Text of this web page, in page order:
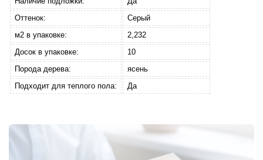
Оттенок:
Серый
м2 в упаковке:
2,232
Досок в упаковке:
10
Порода дерева:
ясень
Подходит для теплого пола:
Да